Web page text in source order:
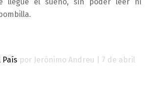
País por Jerónimo Andreu | 7 de abril